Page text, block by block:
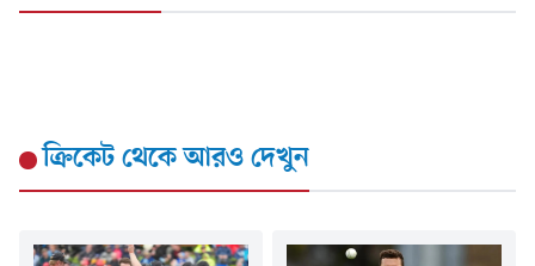
ক্রিকেটথেকে আরও দেখুন